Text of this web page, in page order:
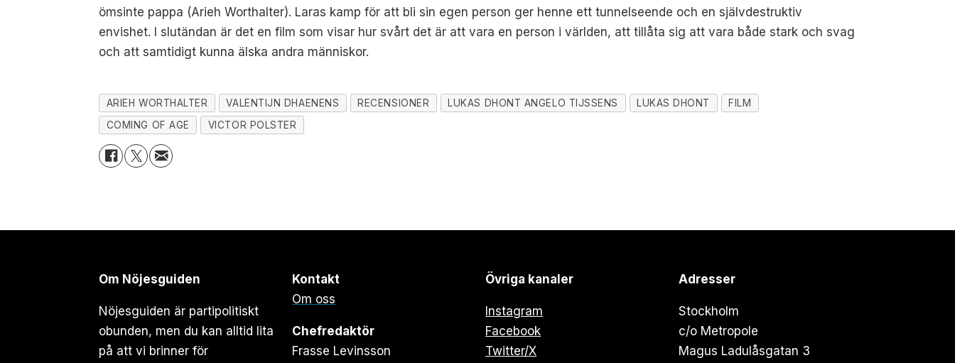
ömsinte pappa (Arieh Worthalter). Laras kamp för att bli sin egen person ger henne ett tunnelseende och en självdestruktiv
envishet. I slutändan är det en film som visar hur svårt det är att vara en person i världen, att tillåta sig att vara både stark och svag
och att samtidigt kunna älska andra människor.
ARIEH WORTHALTER VALENTIJN DHAENENS RECENSIONER LUKAS DHONT ANGELO TIJSSENS LUKAS DHONT
FILM
COMING OF AGE
VICTOR POLSTER
Om Nöjesguiden
Nöjesguiden är partipolitiskt
obunden, men du kan alltid lita
på att vi brinner för
Kontakt
Om oss
Chefredaktör
Frasse Levinsson
Övriga kanaler
Instagram
Facebook
Twitter/X
Adresser
Stockholm
c/o Metropole
Magus Ladulåsgatan 3